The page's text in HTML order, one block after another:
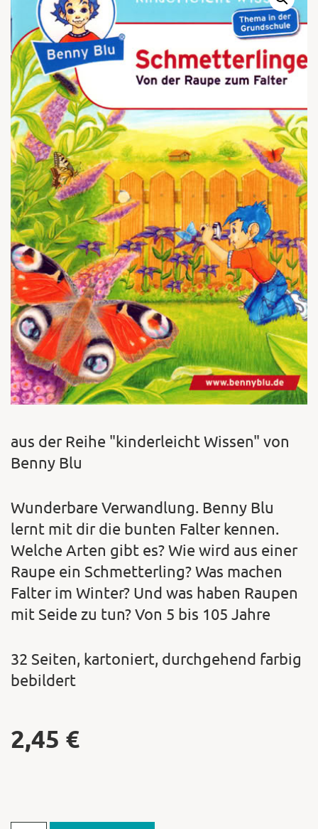
Zum
aus der Reihe "kinderleicht Wissen" von
Benny Blu
Wunderbare Verwandlung. Benny Blu
lernt mit dir die bunten Falter kennen.
Welche Arten gibt es? Wie wird aus einer
Raupe ein Schmetterling? Was machen
Falter im Winter? Und was haben Raupen
mit Seide zu tun? Von 5 bis 105 Jahre
32 Seiten, kartoniert, durchgehend farbig
bebildert
2,45 €